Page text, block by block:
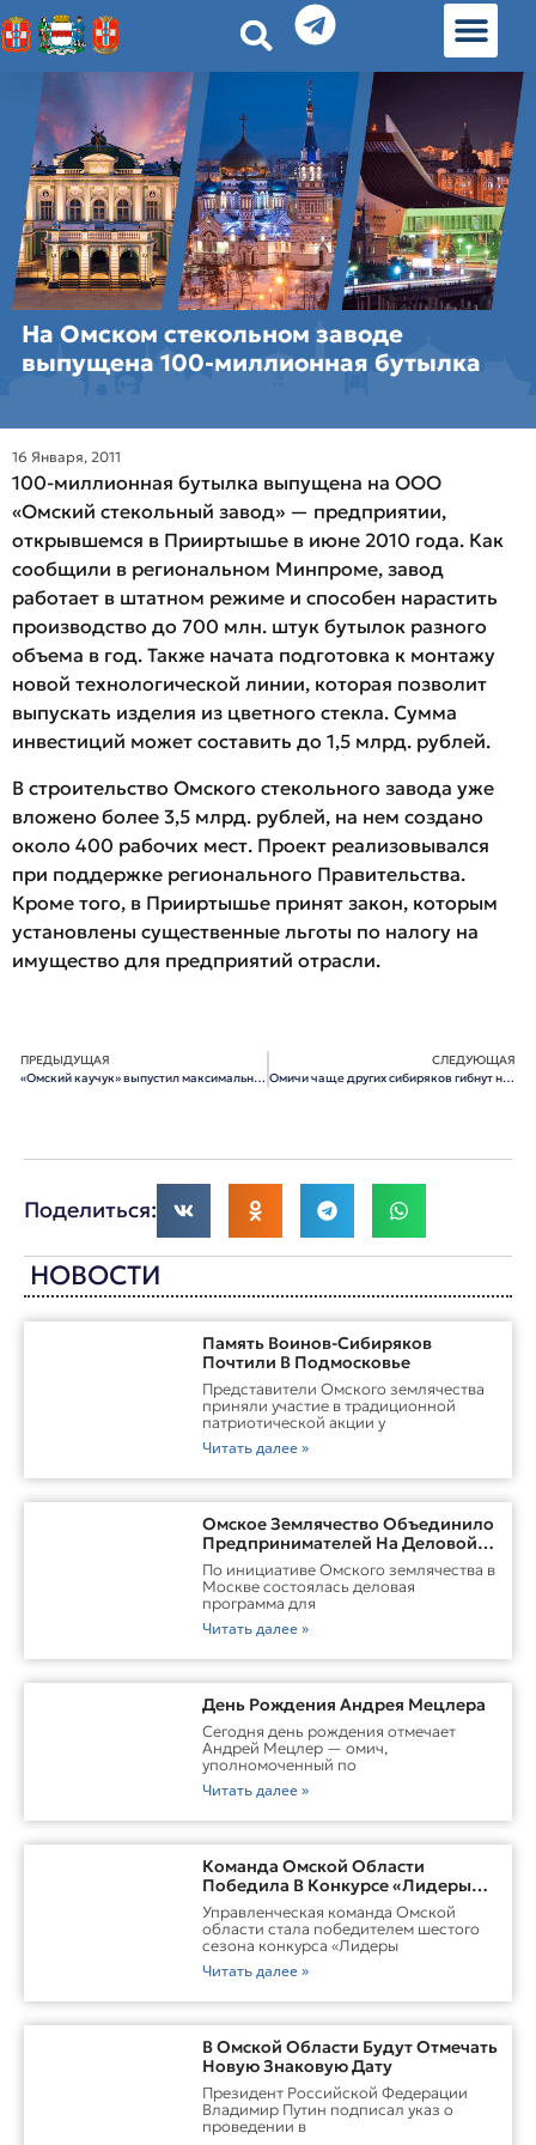
На Омском стекольном заводе
выпущена 100-миллионная бутылка
16 Января, 2011
100-миллионная бутылка выпущена на ООО
«Омский стекольный завод» — предприятии,
открывшемся в Прииртышье в июне 2010 года. Как
сообщили в региональном Минпроме, завод
работает в штатном режиме и способен нарастить
производство до 700 млн. штук бутылок разного
объема в год. Также начата подготовка к монтажу
новой технологической линии, которая позволит
выпускать изделия из цветного стекла. Сумма
инвестиций может составить до 1,5 млрд. рублей.
В строительство Омского стекольного завода уже
вложено более 3,5 млрд. рублей, на нем создано
около 400 рабочих мест. Проект реализовывался
при поддержке регионального Правительства.
Кроме того, в Прииртышье принят закон, которым
установлены существенные льготы по налогу на
имущество для предприятий отрасли.
ПРЕДЫДУЩАЯ
«Омский каучук» выпустил максимальный за последнее десятилетие объем продукции
СЛЕДУЮЩАЯ
Омичи чаще других сибиряков гибнут на пожарах
Поделиться:
НОВОСТИ
Память Воинов-Сибиряков
Почтили В Подмосковье
Представители Омского землячества
приняли участие в традиционной
патриотической акции у
Читать далее »
Омское Землячество Объединило
Предпринимателей На Деловой
Встрече В Москве
По инициативе Омского землячества в
Москве состоялась деловая
программа для
Читать далее »
День Рождения Андрея Мецлера
Сегодня день рождения отмечает
Андрей Мецлер — омич,
уполномоченный по
Читать далее »
Команда Омской Области
Победила В Конкурсе «Лидеры
России. Команда»
Управленческая команда Омской
области стала победителем шестого
сезона конкурса «Лидеры
Читать далее »
В Омской Области Будут Отмечать
Новую Знаковую Дату
Президент Российской Федерации
Владимир Путин подписал указ о
проведении в